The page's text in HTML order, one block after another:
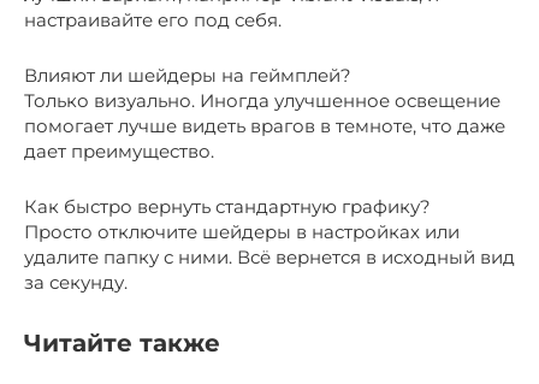
настраивайте его под себя.
Влияют ли шейдеры на геймплей?
Только визуально. Иногда улучшенное освещение
помогает лучше видеть врагов в темноте, что даже
дает преимущество.
Как быстро вернуть стандартную графику?
Просто отключите шейдеры в настройках или
удалите папку с ними. Всё вернется в исходный вид
за секунду.
Читайте также